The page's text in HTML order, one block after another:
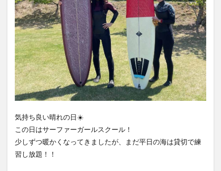
気持ち良い晴れの日☀️
この日はサーファーガールスクール！
少しずつ暖かくなってきましたが、まだ平日の海は貸切で練
習し放題！！